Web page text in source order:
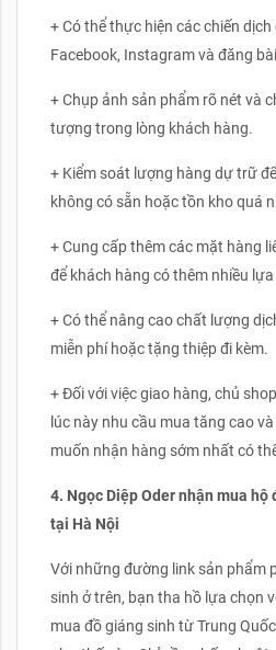
+ Có thể thực hiện các chiến
Facebook, Instagram và đăng
+ Chụp ảnh sản phẩm rõ nét và
tượng trong lòng khách hàng.
+ Kiểm soát lượng hàng dự trữ
không có sẵn hoặc tồn kho quá
+ Cung cấp thêm các mặt hàng
để khách hàng có thêm nhiều
+ Có thể nâng cao chất lượng
miễn phí hoặc tặng thiệp đi kèm.
+ Đối với việc giao hàng, chủ
lúc này nhu cầu mua tăng cao
muốn nhận hàng sớm nhất có
4. Ngọc Diệp Oder nhận mua
tại Hà Nội
Với những đường link sản phẩm
sinh ở trên, bạn tha hồ lựa chọn
mua đồ giáng sinh từ Trung